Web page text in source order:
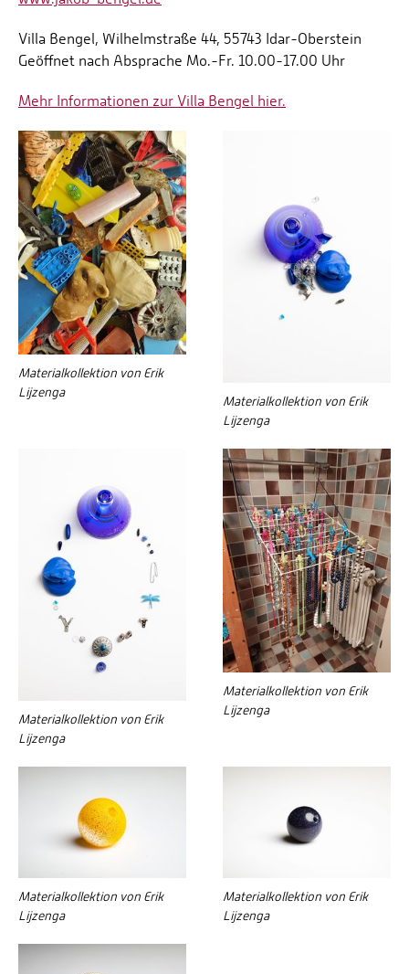
Villa Bengel, Wilhelmstraße 44, 55743 Idar-Oberstein
Geöffnet nach Absprache Mo.-Fr. 10.00-17.00 Uhr
Mehr Informationen zur Villa Bengel hier.
Materialkollektion von Erik
Lijzenga
Materialkollektion von Erik
Lijzenga
Materialkollektion von Erik
Lijzenga
Materialkollektion von Erik
Lijzenga
Materialkollektion von Erik
Lijzenga
Materialkollektion von Erik
Lijzenga